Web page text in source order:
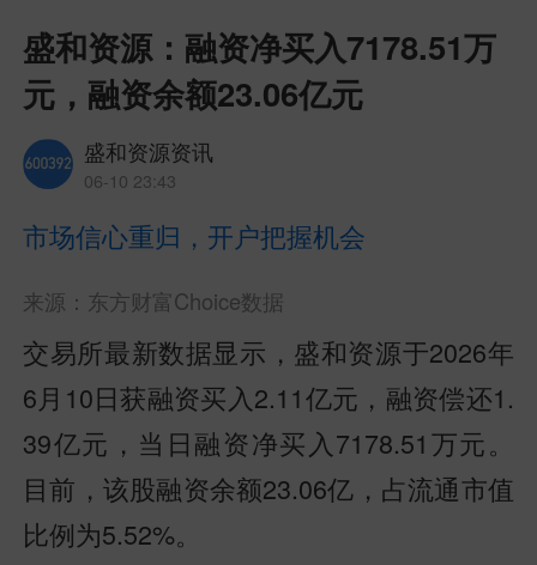
盛和资源：融资净买入7178.51万
元，融资余额23.06亿元
盛和资源资讯
06-10 23:43
市场信心重归，开户把握机会
来源：东方财富Choice数据
交易所最新数据显示，盛和资源于2026年
6月10日获融资买入2.11亿元，融资偿还1.
39亿元， 当日融资净买入7178.51万元。
目前，该股融资余额23.06亿，占流通市值
比例为5.52%。